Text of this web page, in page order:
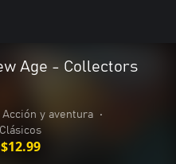
Age - Collectors
Acción y aventura
•
Clásicos